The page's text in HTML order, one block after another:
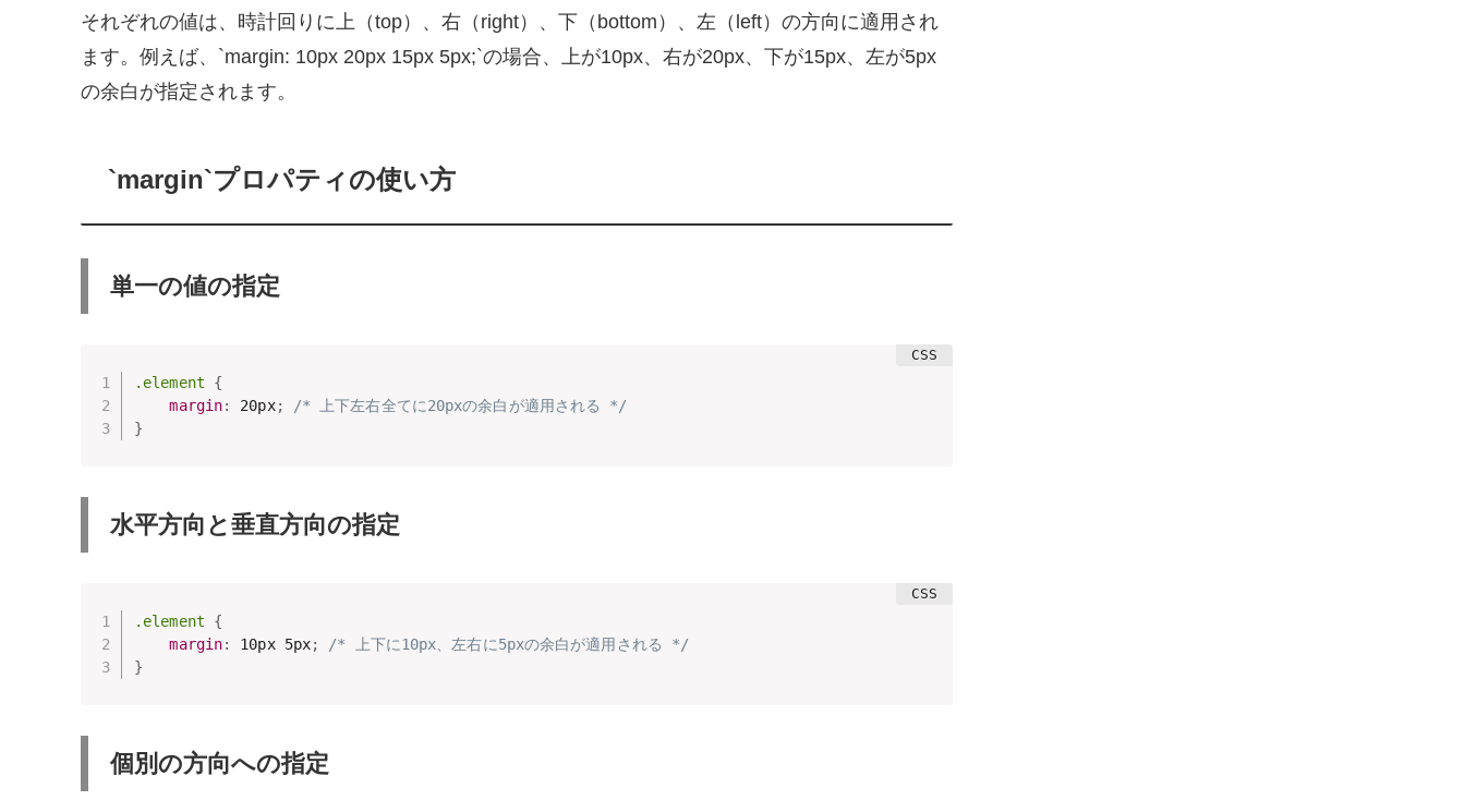
それぞれの値は、時計回りに上（top）、右（right）、下（bottom）、左（left）の方向に適用され
ます。例えば、`margin: 10px 20px 15px 5px;`の場合、上が10px、右が20px、下が15px、左が5px
の余白が指定されます。
`margin`プロパティの使い方
単一の値の指定
.element
{
margin: 20px;
/* 上下左右全てに20pxの余白が適用される */
}
水平方向と垂直方向の指定
.element
{
margin: 10px 5px;
/* 上下に10px、左右に5pxの余白が適用される */
}
個別の方向への指定